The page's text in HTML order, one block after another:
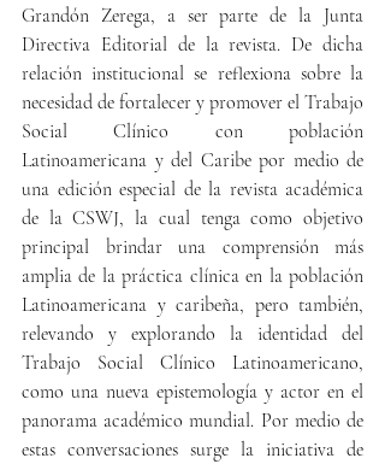
Grandón Zerega, a ser parte de la Junta
Directiva Editorial de la revista. De dicha
relación institucional se reflexiona sobre la
necesidad de fortalecer y promover el Trabajo
Social Clínico con población
Latinoamericana y del Caribe por medio de
una edición especial de la revista académica
de la CSWJ, la cual tenga como objetivo
principal brindar una comprensión más
amplia de la práctica clínica en la población
Latinoamericana y caribeña, pero también,
relevando y explorando la identidad del
Trabajo Social Clínico Latinoamericano,
como una nueva epistemología y actor en el
panorama académico mundial. Por medio de
estas conversaciones surge la iniciativa de